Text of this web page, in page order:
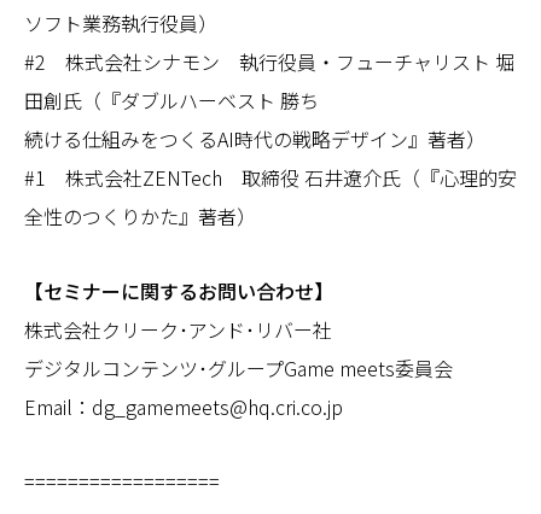
ソフト業務執行役員）
#2 株式会社シナモン 執行役員・フューチャリスト 堀
田創氏（『ダブルハーベスト 勝ち
続ける仕組みをつくるAI時代の戦略デザイン』著者）
#1 株式会社ZENTech 取締役 石井遼介氏（『心理的安
全性のつくりかた』著者）
【セミナーに関するお問い合わせ】
株式会社クリーク･アンド･リバー社
デジタルコンテンツ･グループGame meets委員会
Email：dg_gamemeets@hq.cri.co.jp
==================